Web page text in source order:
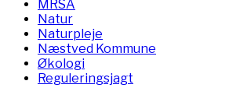
MRSA
Natur
Naturpleje
Næstved Kommune
Økologi
Reguleringsjagt